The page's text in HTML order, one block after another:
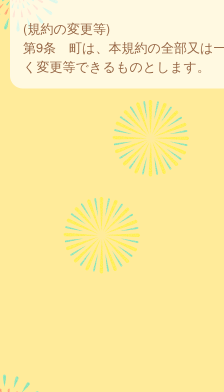
(規約の変更等)
第9条 町は、本規約の全部又は
く変更等できるものとします。